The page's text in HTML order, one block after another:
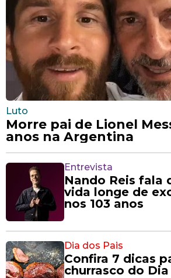
Luto
Morre pai de Lionel
anos na Argentina
Entrevista
Nando Reis fala
vida longe de
nos 103 anos
Dia dos Pais
Confira 7 dicas
churrasco do